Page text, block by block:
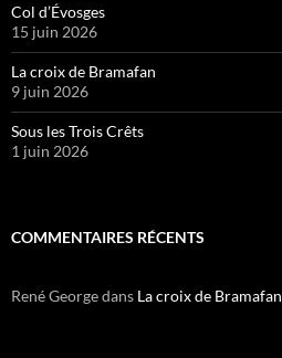
Col d’Évosges
15 juin 2026
La croix de Bramafan
9 juin 2026
Sous les Trois Crêts
1 juin 2026
COMMENTAIRES RÉCENTS
René Georgedans La croix de Bramafan